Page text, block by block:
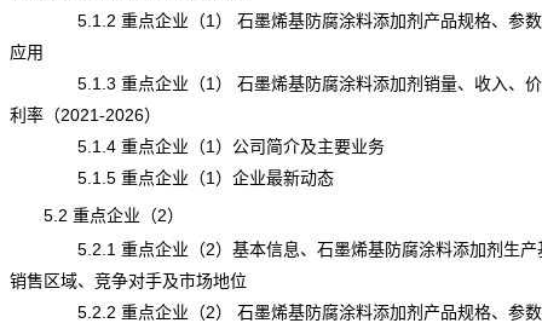
5.1.2 重点企业（1） 石墨烯基防腐涂料添加剂产品规格、参数
应用
5.1.3 重点企业（1） 石墨烯基防腐涂料添加剂销量、收入、价
利率（2021-2026）
5.1.4 重点企业（1）公司简介及主要业务
5.1.5 重点企业（1）企业最新动态
5.2 重点企业（2）
5.2.1 重点企业（2）基本信息、石墨烯基防腐涂料添加剂生产
销售区域、竞争对手及市场地位
5.2.2 重点企业（2） 石墨烯基防腐涂料添加剂产品规格、参数